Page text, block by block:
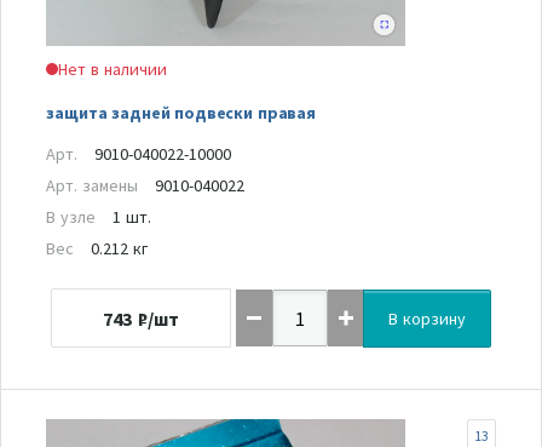
Нет в наличии
защита задней подвески правая
Арт.
9010-040022-10000
Арт. замены
9010-040022
В узле
1 шт.
Вес
0.212 кг
743 ₽/шт В корзину
13